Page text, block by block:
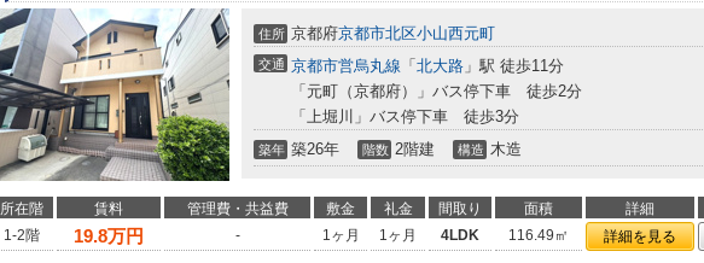
住所 京都府京都市北区小山西元町
交通 京都市営烏丸線 「 北大路 」駅 徒歩11分
「元町（京都府）」バス停下車 徒歩2分
「上堀川」バス停下車 徒歩3分
築年 築26年 階数 2階建 構造 木造
所在階 賃料 管理費・共益費 敷金 礼金 間取り 面積 詳細
1-2階
19.8万円 - 1ヶ月 1ヶ月 4LDK 116.49㎡ 詳細を見る